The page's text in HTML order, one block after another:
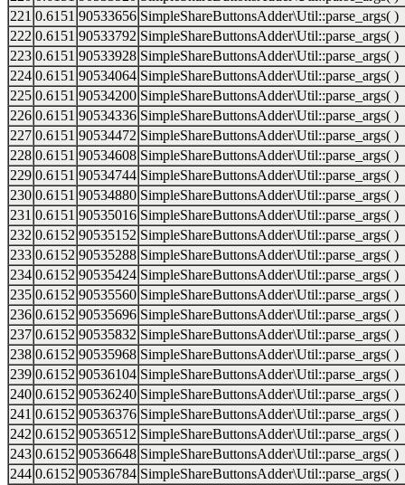
221 0.6151 90533656 SimpleShareButtonsAdder\Util::parse_args( )
222 0.6151 90533792 SimpleShareButtonsAdder\Util::parse_args( )
223 0.6151 90533928 SimpleShareButtonsAdder\Util::parse_args( )
224 0.6151 90534064 SimpleShareButtonsAdder\Util::parse_args( )
225 0.6151 90534200 SimpleShareButtonsAdder\Util::parse_args( )
226 0.6151 90534336 SimpleShareButtonsAdder\Util::parse_args( )
227 0.6151 90534472 SimpleShareButtonsAdder\Util::parse_args( )
228 0.6151 90534608 SimpleShareButtonsAdder\Util::parse_args( )
229 0.6151 90534744 SimpleShareButtonsAdder\Util::parse_args( )
230 0.6151 90534880 SimpleShareButtonsAdder\Util::parse_args( )
231 0.6151 90535016 SimpleShareButtonsAdder\Util::parse_args( )
232 0.6152 90535152 SimpleShareButtonsAdder\Util::parse_args( )
233 0.6152 90535288 SimpleShareButtonsAdder\Util::parse_args( )
234 0.6152 90535424 SimpleShareButtonsAdder\Util::parse_args( )
235 0.6152 90535560 SimpleShareButtonsAdder\Util::parse_args( )
236 0.6152 90535696 SimpleShareButtonsAdder\Util::parse_args( )
237 0.6152 90535832 SimpleShareButtonsAdder\Util::parse_args( )
238 0.6152 90535968 SimpleShareButtonsAdder\Util::parse_args( )
239 0.6152 90536104 SimpleShareButtonsAdder\Util::parse_args( )
240 0.6152 90536240 SimpleShareButtonsAdder\Util::parse_args( )
241 0.6152 90536376 SimpleShareButtonsAdder\Util::parse_args( )
242 0.6152 90536512 SimpleShareButtonsAdder\Util::parse_args( )
243 0.6152 90536648 SimpleShareButtonsAdder\Util::parse_args( )
244 0.6152 90536784 SimpleShareButtonsAdder\Util::parse_args( )